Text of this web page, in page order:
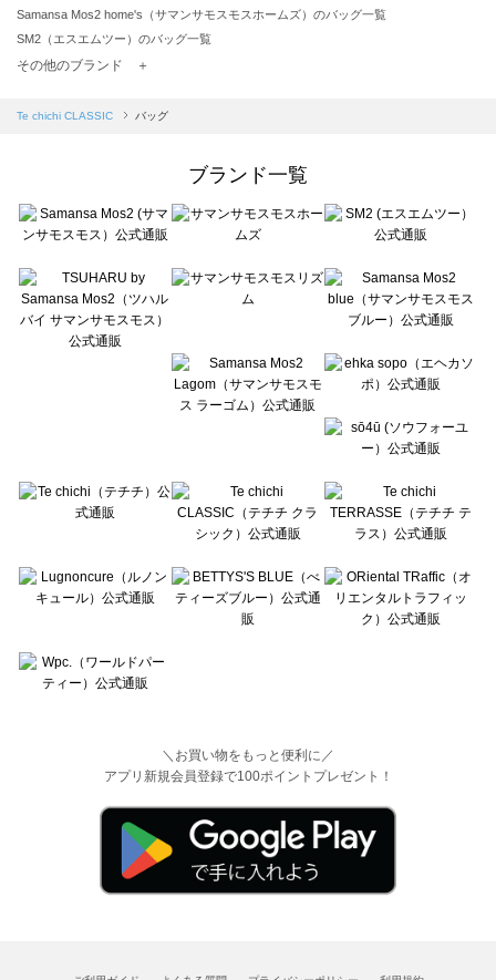
Samansa Mos2 home's（サマンサモスモスホームズ）のバッグ一覧
SM2（エスエムツー）のバッグ一覧
TSUHARU by Samansa Mos2（ツハルバイサマンサモスモス）のバッグ一覧
Samansa Mos2 blue（サマンサモスモス ブルー）のバッグ一覧
sō4ū（ソウフォーユー）のバッグ一覧
Te chichi（テチチ）のバッグ一覧
Te chichi CLASSIC（テチチ クラシック）のバッグ一覧
Lugnoncure（ルノンキュール）のバッグ一覧
BETTY'S BLUE（べティーズブルー）のバッグ一覧
Wpc.（ワールドパーティー）のバッグ一覧
その他のブランド ＋
Te chichi CLASSIC バッグ
ブランド一覧
＼お買い物をもっと便利に／
アプリ新規会員登録で100ポイントプレゼント！